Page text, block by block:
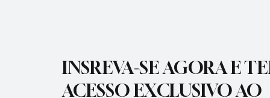
INSREVA-SE AGORA E
ACESSO EXCLUSIVO AO